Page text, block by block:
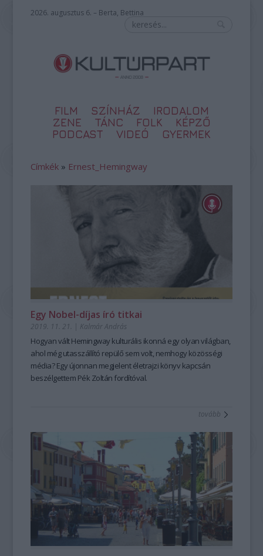
2026. augusztus 6. – Berta, Bettina
FILM SZÍNHÁZ
IRODALOM
ZENE
TÁNC FOLK
KÉPZŐ
PODCAST
VIDEÓ GYERMEK
Címkék » Ernest_Hemingway
Egy Nobel-díjas író titkai
2019. 11. 21. | Kalmár András
Hogyan vált Hemingway kulturális ikonná egy olyan világban,
ahol még utasszállító repülő sem volt, nemhogy közösségi
média? Egy újonnan megjelent életrajzi könyv kapcsán
beszélgettem Pék Zoltán fordítóval.
tovább